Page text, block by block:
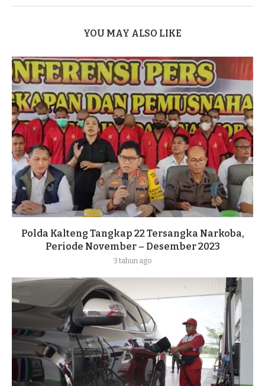
YOU MAY ALSO LIKE
Polda Kalteng Tangkap 22 Tersangka Narkoba,
Periode November – Desember 2023
3 tahun ago